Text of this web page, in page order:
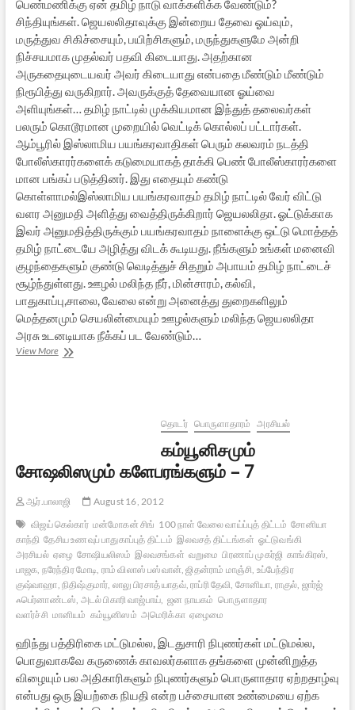
பெண்மணிக்கு ஏன் தமிழ் நாடு வாக்களிக்க வேண்டும்?
சிந்தியுங்கள். ஜெயலலிதாவுக்கு இன்றைய தேவை ஓய்வும்,
மருத்துவ சிகிச்சையும், பயிற்சிகளும், மருந்துகளுமே அன்றி
நிச்சயமாக முதல்வர் பதவி கிடையாது. அதற்கான
அருகதையுடையவர் அவர் கிடையாது என்பதை மீண்டும் மீண்டும்
நிரூபித்து வருகிறார். அவருக்குத் தேவையான ஓய்வை
அளியுங்கள்… தமிழ் நாட்டில் முக்கியமான இந்துத் தலைவர்கள்
பலரும் கொடூரமான முறையில் வெட்டிக் கொல்லப் பட்டார்கள்.
ஆம்பூரில் இஸ்லாமிய பயங்கரவாதிகள் பெரும் கலவரம் நடத்தி
போலீஸ்காரர்களைக் கடுமையாகத் தாக்கி பெண் போலீஸ்காரர்களை
மான பங்கப் படுத்தினர். இது எதையும் கண்டு
கொள்ளாமல்இஸ்லாமிய பயங்கரவாதம் தமிழ் நாட்டில் வேர் விட்டு
வளர அனுமதி அளித்து வைத்திருக்கிறார் ஜெயலலிதா. ஓட்டுக்காக
இவர் அனுமதித்திருக்கும் பயங்கரவாதம் நாளைக்கு ஒட்டு மொத்தத்
தமிழ் நாட்டையே அழித்து விடக் கூடியது. நீங்களும் உங்கள் மனைவி
குழந்தைகளும் குண்டு வெடித்துச் சிதறும் அபாயம் தமிழ் நாட்டைச்
சூழ்ந்துள்ளது. ஊழல் மலிந்த நீர், மின்சாரம், கல்வி,
பாதுகாப்பு,சாலை, வேலை என்று அனைத்து துறைகளிலும்
மெத்தனமும் செயலின்மையும் ஊழல்களும் மலிந்த ஜெயலலிதா
அரசு உடனடியாக நீக்கப் பட வேண்டும்…
View Moreதமிழக
அ.தி.மு.க)
தொடர் பொருளாதாரம் அரசியல்
கம்யூனிசமும்
சோஷலிஸமும் களேபரங்களும் – 7
ஆர்.பாலாஜி
August 16, 2012
விஜய் கெல்கார் மன்மோகன் சிங் 100 நாள் வேலை வாய்ப்புத் திட்டம் சோனியா
காந்தி தேசிய உணவுப் பாதுகாப்புத் திட்டம் இலவசத் திட்டங்கள் ஓட்டுவங்கி
அரசியல் ஏழை சோஷியலிஸம் இலவசங்கள் வறுமை பிரணாப் முகர்ஜி காங்கிரஸ்,
பாஜக, நரேந்திர மோடி, ராம் விலாஸ் பஸ்வான், ஜிதன்ராம் மாஞ்சி, உப்பேந்திர
குஷ்வாஹா, நிதிஷ்குமார், லாலு பிரசாத் யாதவ், ராப்ரி தேவி, சோனியா, ராகுல், ஜார்ஜ்
ஃபெர்னாண்டஸ், அடல் பிகாரி வாஜ்பாய், ஜன நாயகம் பொருளாதார
வளர்ச்சி மானியம் கம்யூனிஸம் அமெரிக்கா ஏழைமை
ஹிந்து பத்திரிகை மட்டுமல்ல, இடதுசாரி நிபுணர்கள் மட்டுமல்ல,
பொதுவாகவே கருணைக் காவலர்களாக தங்களை முன்னிறுத்த
விழையும் பல அதிகாரிகளும் நிபுணர்களும் பொருளாதார ஏற்றதாழ்வு
என்பது ஒரு இயற்கை நியதி என்ற பச்சையான உண்மையை ஏற்க